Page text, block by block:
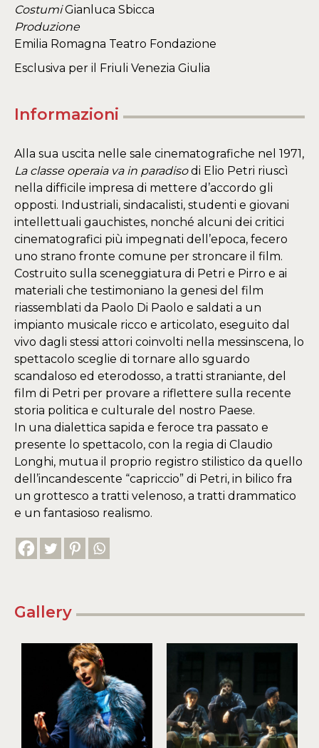
CostumiGianluca Sbicca
Produzione
Emilia Romagna Teatro Fondazione
Esclusiva per il Friuli Venezia Giulia
Informazioni
Alla sua uscita nelle sale cinematografiche nel 1971,
La classe operaia va in paradisodi Elio Petri riuscì
nella difficile impresa di mettere d’accordo gli
opposti. Industriali, sindacalisti, studenti e giovani
intellettuali gauchistes, nonché alcuni dei critici
cinematografici più impegnati dell’epoca, fecero
uno strano fronte comune per stroncare il film.
Costruito sulla sceneggiatura di Petri e Pirro e ai
materiali che testimoniano la genesi del film
riassemblati da Paolo Di Paolo e saldati a un
impianto musicale ricco e articolato, eseguito dal
vivo dagli stessi attori coinvolti nella messinscena, lo
spettacolo sceglie di tornare allo sguardo
scandaloso ed eterodosso, a tratti straniante, del
film di Petri per provare a riflettere sulla recente
storia politica e culturale del nostro Paese.
In una dialettica sapida e feroce tra passato e
presente lo spettacolo, con la regia di Claudio
Longhi, mutua il proprio registro stilistico da quello
dell’incandescente “capriccio” di Petri, in bilico fra
un grottesco a tratti velenoso, a tratti drammatico
e un fantasioso realismo.
Gallery